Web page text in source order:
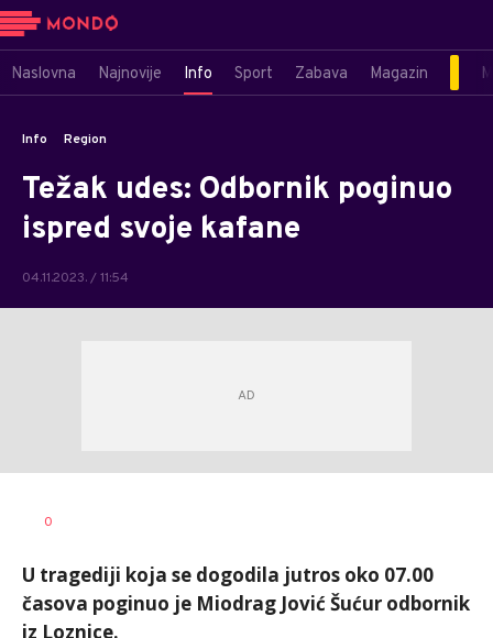
Naslovna Najnovije Info Sport Zabava Magazin
Info Region
Težak udes: Odbornik poginuo
ispred svoje kafane
04.11.2023. / 11:54
AUTOR
0
U tragediji koja se dogodila jutros oko 07.00
časova poginuo je Miodrag Jović Šućur odbornik
iz Loznice.